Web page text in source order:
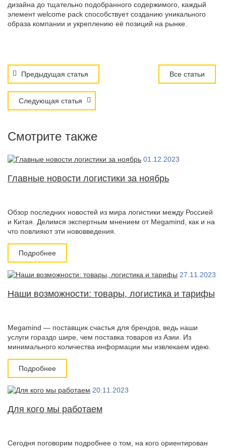
дизайна до тщательно подобранного содержимого, каждый
элемент welcome pack способствует созданию уникального
образа компании и укреплению её позиций на рынке.
Предыдущая статья Все статьи
Следующая статья
Смотрите также
01.12.2023
Главные новости логистики за ноябрь
Обзор последних новостей из мира логистики между Россией
и Китая. Делимся экспертным мнением от Megamind, как и на
что повлияют эти нововведения.
Подробнее
27.11.2023
Наши возможности: товары, логистика и тарифы
Megamind — поставщик счастья для брендов, ведь наши
услуги гораздо шире, чем поставка товаров из Азии. Из
минимального количества информации мы извлекаем идею.
Подробнее
20.11.2023
Для кого мы работаем
Сегодня поговорим подробнее о том, на кого ориентирован